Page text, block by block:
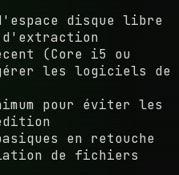
disque libre
(Core i5 ou
les logiciels de
pour éviter les
en retouche
de fichiers